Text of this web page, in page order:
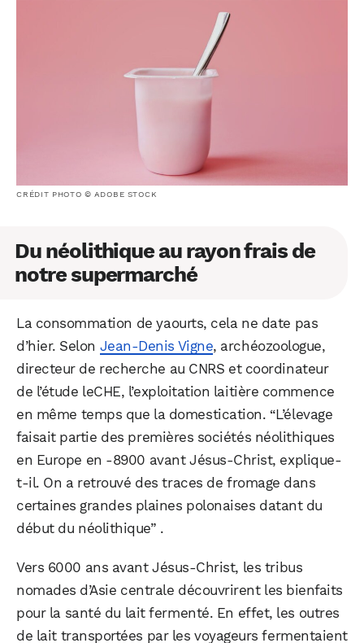
CRÉDIT PHOTO © ADOBE STOCK
Du néolithique au rayon frais de
notre supermarché
La consommation de yaourts, cela ne date pas
d’hier. Selon Jean-Denis Vigne, archéozoologue,
directeur de recherche au CNRS et coordinateur
de l’étude leCHE, l’exploitation laitière commence
en même temps que la domestication. “L’élevage
faisait partie des premières sociétés néolithiques
en Europe en -8900 avant Jésus-Christ, explique-
t-il. On a retrouvé des traces de fromage dans
certaines grandes plaines polonaises datant du
début du néolithique” .
Vers 6000 ans avant Jésus-Christ, les tribus
nomades d’Asie centrale découvrirent les bienfaits
pour la santé du lait fermenté. En effet, les outres
de lait transportées par les voyageurs fermentaient